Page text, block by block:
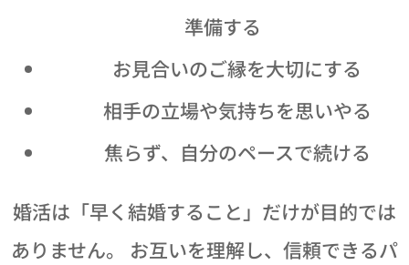
準備する
🤝 お見合いのご縁を大切にする
💕 相手の立場や気持ちを思いやる
🌸 焦らず、自分のペースで続ける
婚活は「早く結婚すること」だけが目的では
ありません。 お互いを理解し、信頼できるパ